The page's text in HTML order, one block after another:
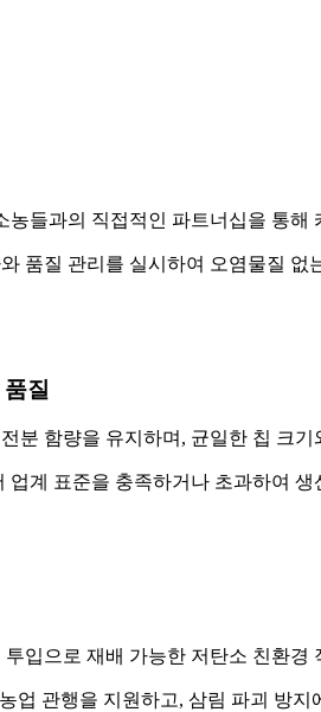
들과의 직접적인 파트너십을 통
품질 관리를 실시하여 오염물질 없
질
분 함량을 유지하며, 균일한 칩 크
업계 표준을 충족하거나 초과하여
입으로 재배 가능한 저탄소 친환경
업 관행을 지원하고, 삼림 파괴 방